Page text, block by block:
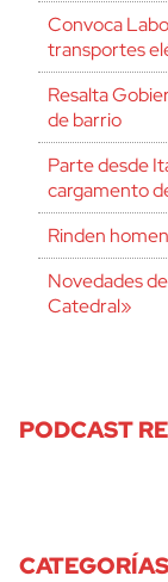
Convoca
transportes
Resalta
de barrio
Parte desde
cargamento
Rinden
Novedades
Catedral»
PODCAST